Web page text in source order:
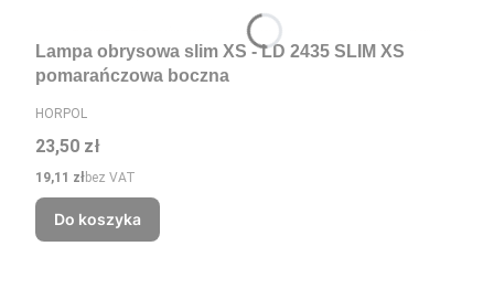
Lampa obrysowa slim XS - LD 2435 SLIM XS
pomarańczowa boczna
PRODUCENT
HORPOL
Cena
23,50 zł
Cena
19,11 złbez VAT
Do koszyka